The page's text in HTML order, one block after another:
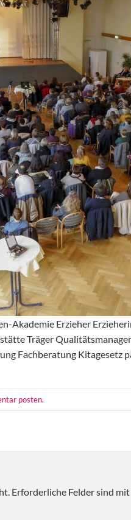
Akademie Erzieher
Träger
Fachberatung Kitagesetz
posten.
Erforderliche Felder sind mit